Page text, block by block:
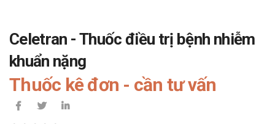
Celetran - Thuốc điều trị bệnh nhiễm
khuẩn nặng
Thuốc kê đơn - cần tư vấn